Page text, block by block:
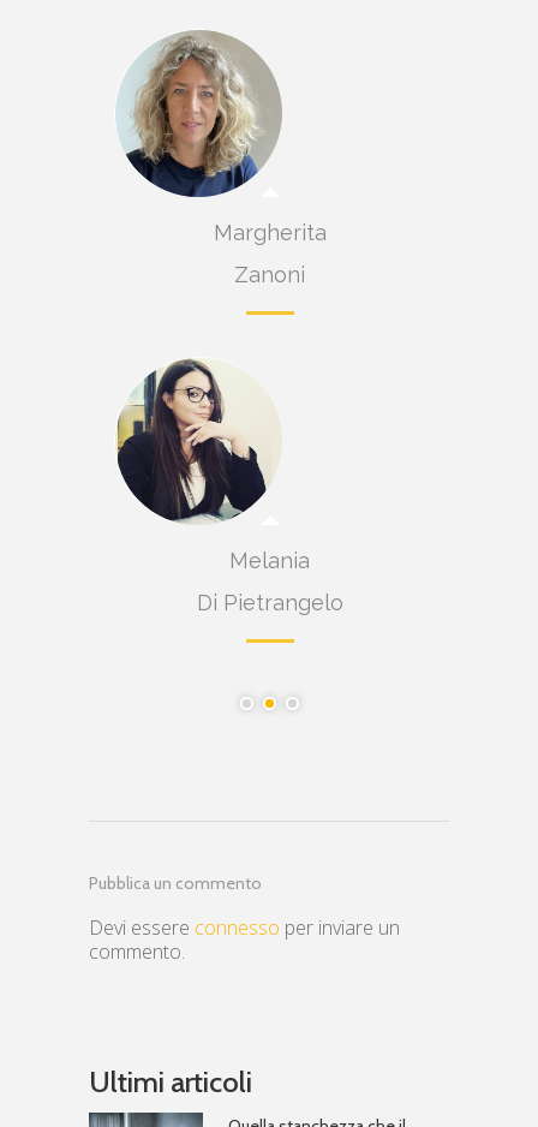
Margherita
Zanoni
Melania
Di Pietrangelo
Pubblica un commento
Devi essere connesso per inviare un
commento.
Ultimi articoli